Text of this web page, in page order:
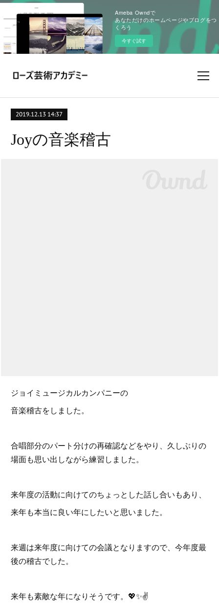
Ameba Owndで
あなただけのホームページやブログをつ
くろう
今すぐ試す
2019.12.13 14:37
Joyの音楽稽古
ジョイミュージカルカンパニーの
音楽稽古をしました。
合唱部分のパート分けの再確認などをやり、久しぶりの
場面も思い出しながら練習しました。
来年度の活動に向けてのちょっとした話し合いもあり、
来年も本当に良い年にしたいと思いました。
来週は来年度に向けての会議となりますので、今年度最
後の稽古でした。
来年も素敵な年になりそうです。💖✨✌️